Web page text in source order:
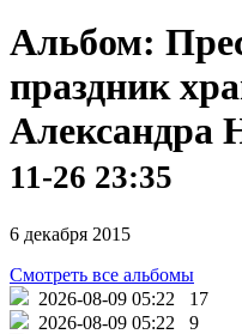
Альбом:
праздник
Александра
11-26 23:35
6 декабря 2015
Смотреть все альбомы
2026-08-09 05:22
17
2026-08-09 05:22
9